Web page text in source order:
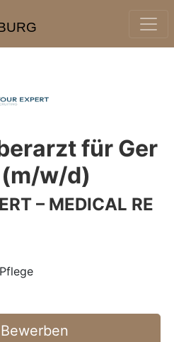
für Ger
w/d)
– MEDICAL RE